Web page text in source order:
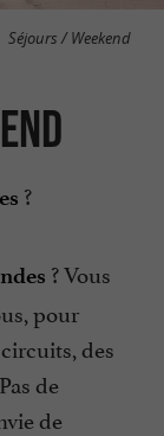
Séjours / Weekend
?
? Vous
pour
des
de
de